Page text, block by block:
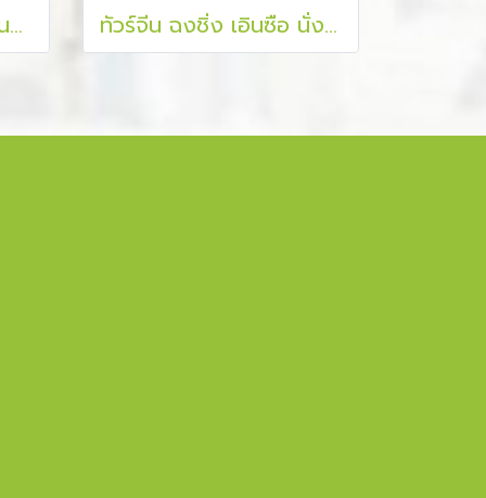
ทัวร์จีน ฉงชิ่ง อู่หลง ดินแดนสวรรค์ 4 วัน 3 คืน ทัวร์จีน ฉงชิ่ง เอินซือ นั่งรถไฟความเร็วสูง ไม่เข้าร้าน 5 วัน 4 คืน